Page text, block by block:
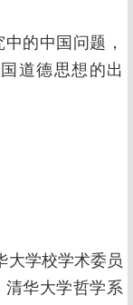
的中国问题，
道德思想的出
大学校学术委员
清华大学哲学系